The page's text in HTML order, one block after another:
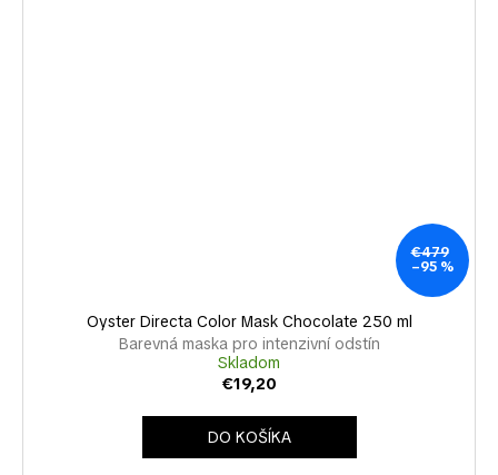
€479
–95 %
Oyster Directa Color Mask Chocolate 250 ml
Barevná maska pro intenzivní odstín
Skladom
€19,20
DO KOŠÍKA